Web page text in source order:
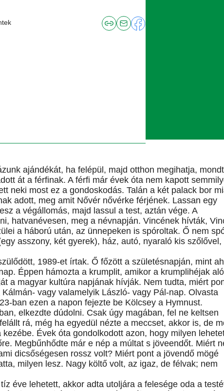
ajándékát, ha felépül, majd otthon megihatja,
át a férfinak. A férfi már évek óta nem kapott
neki most ez a gondoskodás. Talán a két palack bor
adott, meg amit Nővér nővérke férjének. Lassan egy
a végállomás, majd lassul a test, aztán vége. A
hatvanévesen, meg a névnapján. Vincének hívták,
a háború után, az ünnepeken is spóroltak. Ő nem
asszony, két gyerek), ház, autó, nyaraló kis szőlővel,
1989-et írtak. Ő főzött a születésnapján, mint
Éppen hámozta a krumplit, amikor a krumplihéjak alól
a magyar kultúra napjának hívják. Nem tudta, miért
vagy valamelyik László- vagy Pál-nap. Olvasta
ban ezen a napon fejezte be Kölcsey a Hymnust.
elkezdte dúdolni. Csak úgy magában, fel ne keltsen
rá, még ha egyedül nézte a meccset, akkor is, de
Évek óta gondolkodott azon, hogy milyen
Megbűnhődte már e nép a múltat s jöveendőt. Miért
dicsőségesen rossz volt? Miért pont a jövendő mögé
milyen lesz. Nagy költő volt, az igaz, de félvak; nem
éve lehetett, akkor adta utoljára a felesége oda a